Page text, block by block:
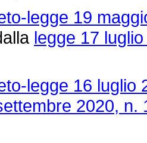
legge 19
legge 17
legge 16 luglio
2020, n.